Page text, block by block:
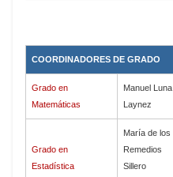
COORDINADORES DE GRADO
Grado en
Matemáticas
Manuel Luna
Laynez
Grado en
Estadística
María de los
Remedios
Sillero